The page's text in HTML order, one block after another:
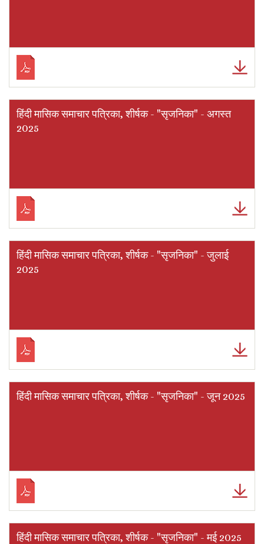
हिंदी मासिक समाचार पत्रिका, शीर्षक - "सृजनिका" - अगस्त
2025
हिंदी मासिक समाचार पत्रिका, शीर्षक - "सृजनिका" - जुलाई
2025
हिंदी मासिक समाचार पत्रिका, शीर्षक - "सृजनिका" - जून 2025
हिंदी मासिक समाचार पत्रिका, शीर्षक - "सृजनिका" - मई 2025